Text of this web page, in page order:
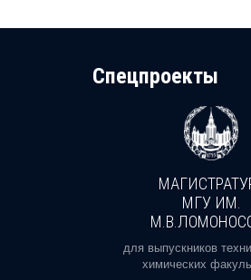
Cпецпроекты
МГУ ИМ.
для выпускников
химических